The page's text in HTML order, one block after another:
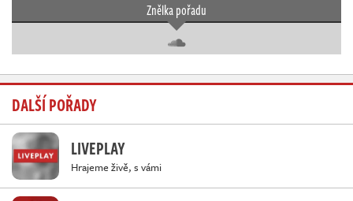
Znělka pořadu
DALŠÍ POŘADY
LIVEPLAY
Hrajeme živě, s vámi